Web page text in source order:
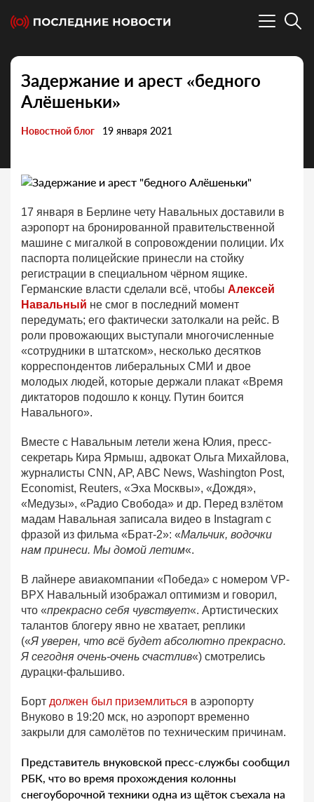
Задержание и арест «бедного
Алёшеньки»
Новостной блог 19 января 2021
17 января в Берлине чету Навальных доставили в
аэропорт на бронированной правительственной
машине с мигалкой в сопровождении полиции. Их
паспорта полицейские принесли на стойку
регистрации в специальном чёрном ящике.
Германские власти сделали всё, чтобы Алексей
Навальный не смог в последний момент
передумать; его фактически затолкали на рейс. В
роли провожающих выступали многочисленные
«сотрудники в штатском», несколько десятков
корреспондентов либеральных СМИ и двое
молодых людей, которые держали плакат «Время
диктаторов подошло к концу. Путин боится
Навального».
Вместе с Навальным летели жена Юлия, пресс-
секретарь Кира Ярмыш, адвокат Ольга Михайлова,
журналисты CNN, AP, ABC News, Washington Post,
Economist, Reuters, «Эха Москвы», «Дождя»,
«Медузы», «Радио Свобода» и др. Перед взлётом
мадам Навальная записала видео в Instagram с
фразой из фильма «Брат-2»: «Мальчик, водочки
нам принеси. Мы домой летим«.
В лайнере авиакомпании «Победа» с номером VP-
BPX Навальный изображал оптимизм и говорил,
что «прекрасно себя чувствует«. Артистических
талантов блогеру явно не хватает, реплики
(«Я уверен, что всё будет абсолютно прекрасно.
Я сегодня очень-очень счастлив«) смотрелись
дурацки-фальшиво.
Борт должен был приземлиться в аэропорту
Внуково в 19:20 мск, но аэропорт временно
закрыли для самолётов по техническим причинам.
Представитель внуковской пресс-службы сообщил
РБК, что во время прохождения колонны
снегоуборочной техники одна из щёток съехала на